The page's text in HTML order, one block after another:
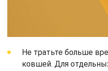
Не тратьте больше
ковшей. Для